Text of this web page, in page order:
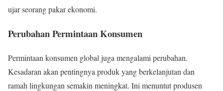
ujar seorang pakar ekonomi.
Perubahan Permintaan Konsumen
Permintaan konsumen global juga mengalami perubahan.
Kesadaran akan pentingnya produk yang berkelanjutan dan
ramah lingkungan semakin meningkat. Ini menuntut produsen